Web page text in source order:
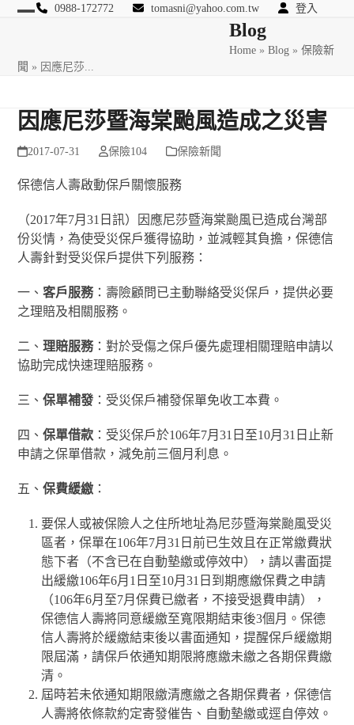
Skip
0988-172772 tomasni@yahoo.com.tw 登入
匯豐國際風險管理顧問Blog
Home »Blog »保險新
聞 » 因應尼莎...
因應尼莎暨海棠颱風造成之災害
2017-07-31 保險104 保險新聞
保德信人壽啟動保戶關懷服務
（2017年7月31日訊）因應尼莎暨海棠颱風已造成台灣部
份災情，為使受災保戶獲得協助，並減輕其負擔，保德信
人壽針對受災保戶提供下列服務：
一、客戶服務：壽險顧問已主動聯絡受災保戶，提供必要
之理賠及相關服務。
二、理賠服務：對於受傷之保戶優先處理相關理賠申請以
協助完成快速理賠服務。
三、保單補發 ：受災保戶補發保單免收工本費。
四、保單借款 ：受災保戶於106年7月31日至10月31日止新
申請之保單借款，減免前三個月利息。
五、保費緩繳 ：
要保人或被保險人之住所地址為尼莎暨海棠颱風受災
區者，保單在106年7月31日前已生效且在正常繳費狀
態下者（不含已在自動墊繳或停效中），請以書面提
出緩繳106年6月1日至10月31日到期應繳保費之申請
（106年6月至7月保費已繳者，不接受退費申請），
保德信人壽將同意緩繳至寬限期結束後3個月。保德
信人壽將於緩繳結束後以書面通知，提醒保戶緩繳期
限屆滿，請保戶依通知期限將應繳未繳之各期保費繳
清。
屆時若未依通知期限繳清應繳之各期保費者，保德信
人壽將依條款約定寄發催告、自動墊繳或逕自停效。